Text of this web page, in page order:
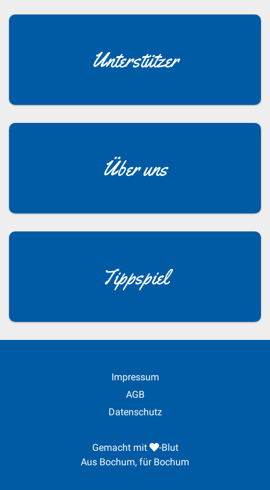
Unterstützer
Über uns
Tippspiel
Impressum
AGB
Datenschutz
Gemacht mit
-Blut
Aus Bochum, für Bochum